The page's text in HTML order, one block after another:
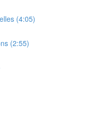
(4:05)
(2:55)